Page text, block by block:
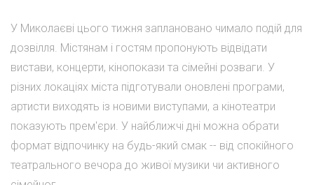
У Миколаєві цього тижня заплановано чимало подій для
дозвілля. Містянам і гостям пропонують відвідати
вистави, концерти, кінопокази та сімейні розваги. У
різних локаціях міста підготували оновлені програми,
артисти виходять із новими виступами, а кінотеатри
показують прем'єри. У найближчі дні можна обрати
формат відпочинку на будь-який смак -- від спокійного
театрального вечора до живої музики чи активного